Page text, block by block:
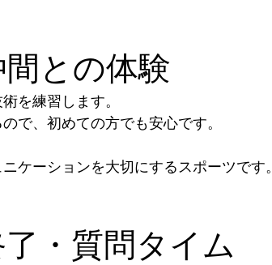
間との体験
を練習します。
で、初めての方でも安心です。
ケーションを大切にするスポーツです。
・質問タイム